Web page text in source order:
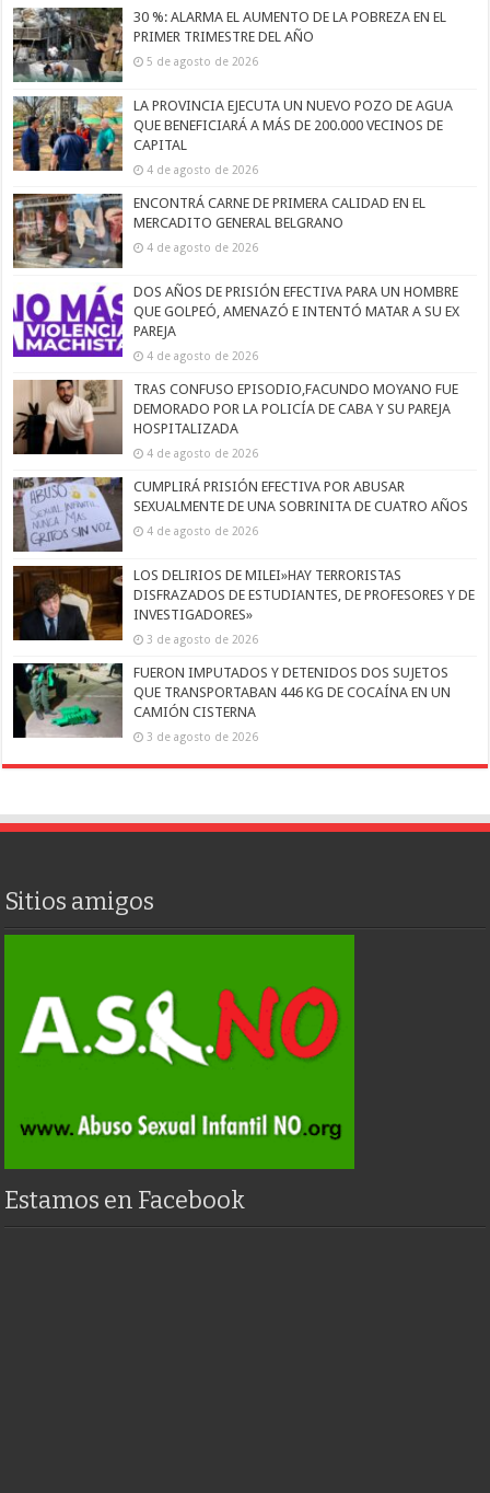
30 %: ALARMA EL AUMENTO DE LA POBREZA EN EL
PRIMER TRIMESTRE DEL AÑO
5 de agosto de 2026
LA PROVINCIA EJECUTA UN NUEVO POZO DE AGUA
QUE BENEFICIARÁ A MÁS DE 200.000 VECINOS DE
CAPITAL
4 de agosto de 2026
ENCONTRÁ CARNE DE PRIMERA CALIDAD EN EL
MERCADITO GENERAL BELGRANO
4 de agosto de 2026
DOS AÑOS DE PRISIÓN EFECTIVA PARA UN HOMBRE
QUE GOLPEÓ, AMENAZÓ E INTENTÓ MATAR A SU EX
PAREJA
4 de agosto de 2026
TRAS CONFUSO EPISODIO,FACUNDO MOYANO FUE
DEMORADO POR LA POLICÍA DE CABA Y SU PAREJA
HOSPITALIZADA
4 de agosto de 2026
CUMPLIRÁ PRISIÓN EFECTIVA POR ABUSAR
SEXUALMENTE DE UNA SOBRINITA DE CUATRO AÑOS
4 de agosto de 2026
LOS DELIRIOS DE MILEI»HAY TERRORISTAS
DISFRAZADOS DE ESTUDIANTES, DE PROFESORES Y DE
INVESTIGADORES»
3 de agosto de 2026
FUERON IMPUTADOS Y DETENIDOS DOS SUJETOS
QUE TRANSPORTABAN 446 KG DE COCAÍNA EN UN
CAMIÓN CISTERNA
3 de agosto de 2026
Sitios amigos
Estamos en Facebook